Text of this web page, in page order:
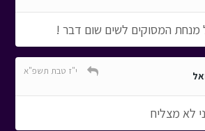
המסוקים לשים שום דבר !
י"ז טבת תשפ"א
לא מצליח